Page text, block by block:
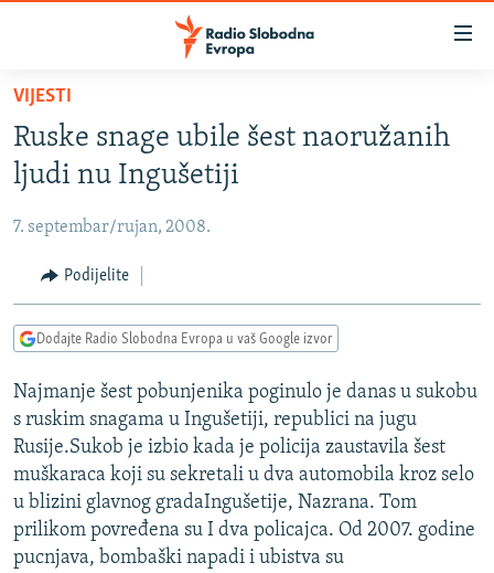
Pređite
glavni
sadržaj
Pređite
na
navigaciju
Pređite
na
VIJESTI
BOSNA I HERCEGOVINA
SRBIJA
KOSOVO
CRNA GORA
VIDEO
FOTOGALERIJE
INFOGRAFIKE
PODCASTI
RAT U UKRAJINI
KINA NA BALKANU
RSE PRIČE IZ SVIJETA
ISPRIČAJ MI
DNEVNO@RSE
VIJESTI
Ruske snage ubile šest naoružanih
ljudi nu Ingušetiji
7. septembar/rujan, 2008.
Podijelite
Dodajte Radio Slobodna Evropa u vaš Google izvor
Najmanje šest pobunjenika poginulo je danas u sukobu
s ruskim snagama u Ingušetiji, republici na jugu
Rusije.Sukob je izbio kada je policija zaustavila šest
muškaraca koji su sekretali u dva automobila kroz selo
u blizini glavnog gradaIngušetije, Nazrana. Tom
prilikom povređena su I dva policajca. Od 2007. godine
pucnjava, bombaški napadi i ubistva su